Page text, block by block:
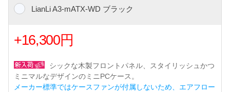
LianLi A3-mATX-WD ブラック
+16,300円
シックな木製フロントパネル、スタイリッシュかつ
ミニマルなデザインのミニPCケース。
メーカー標準ではケースファンが付属しないため、エアフロー